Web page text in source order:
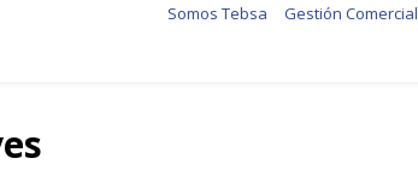
Somos Tebsa Gestión Comercial